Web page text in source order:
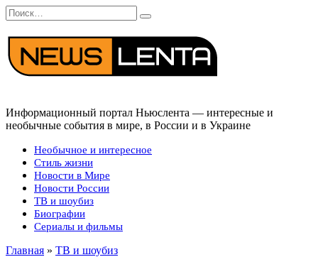
Перейти
к
содержанию
Search
for:
Информационный портал Ньюслента — интересные и
необычные события в мире, в России и в Украине
Необычное и интересное
Стиль жизни
Новости в Мире
Новости России
ТВ и шоубиз
Биографии
Сериалы и фильмы
Главная » ТВ и шоубиз